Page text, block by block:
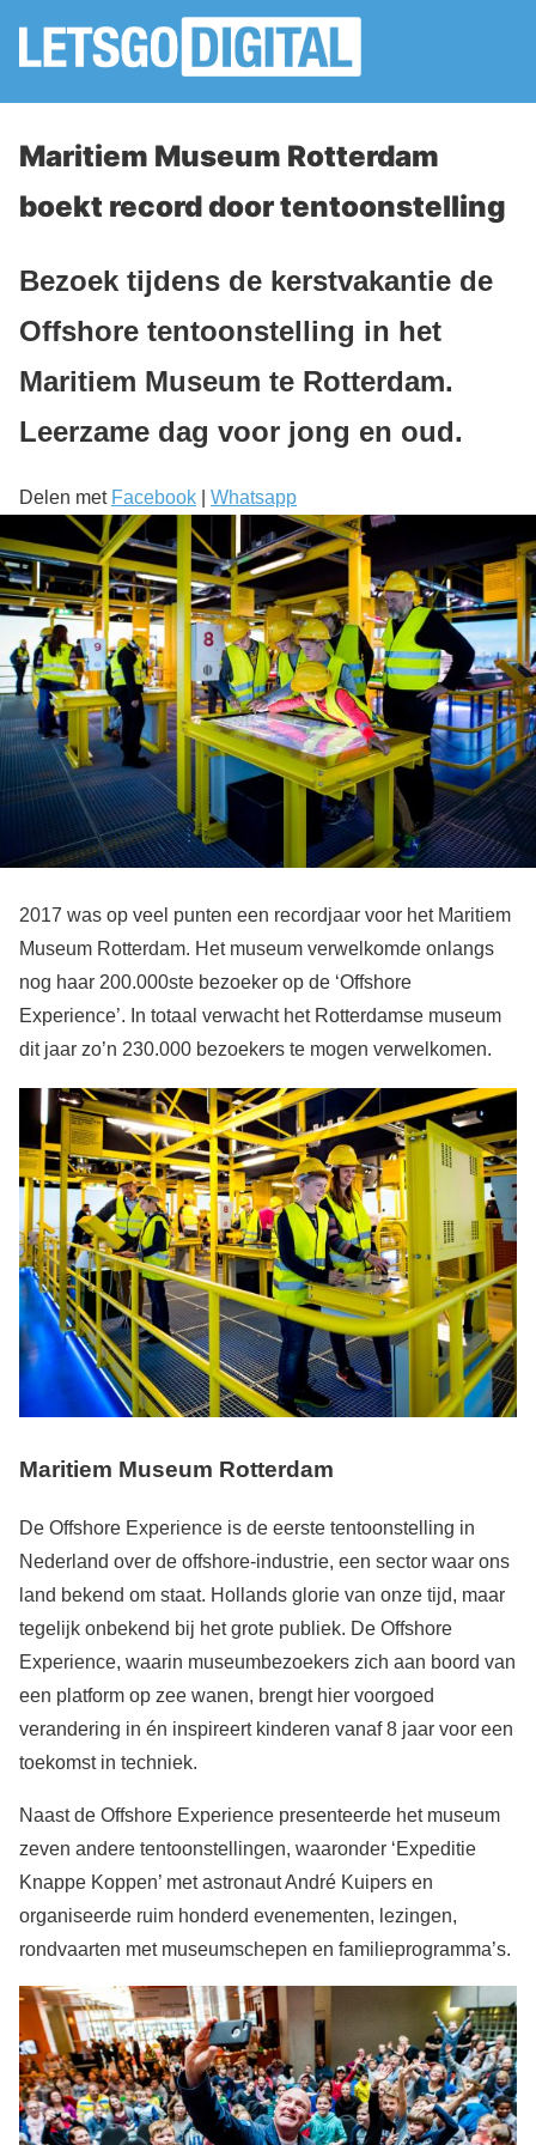
Maritiem Museum Rotterdam
boekt record door tentoonstelling
Bezoek tijdens de kerstvakantie de
Offshore tentoonstelling in het
Maritiem Museum te Rotterdam.
Leerzame dag voor jong en oud.
Delen met Facebook Whatsapp
2017 was op veel punten een recordjaar voor het Maritiem
Museum Rotterdam. Het museum verwelkomde onlangs
nog haar 200.000ste bezoeker op de ‘Offshore
Experience’. In totaal verwacht het Rotterdamse museum
dit jaar zo’n 230.000 bezoekers te mogen verwelkomen.
Maritiem Museum Rotterdam
De Offshore Experience is de eerste tentoonstelling in
Nederland over de offshore-industrie, een sector waar ons
land bekend om staat. Hollands glorie van onze tijd, maar
tegelijk onbekend bij het grote publiek. De Offshore
Experience, waarin museumbezoekers zich aan boord van
een platform op zee wanen, brengt hier voorgoed
verandering in én inspireert kinderen vanaf 8 jaar voor een
toekomst in techniek.
Naast de Offshore Experience presenteerde het museum
zeven andere tentoonstellingen, waaronder ‘Expeditie
Knappe Koppen’ met astronaut André Kuipers en
organiseerde ruim honderd evenementen, lezingen,
rondvaarten met museumschepen en familieprogramma’s.